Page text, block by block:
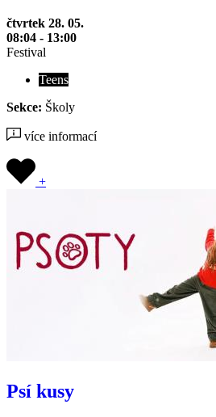
čtvrtek 28. 05.
08:04 - 13:00
Festival
Teens
Sekce: Školy
více informací
+
Psí kusy